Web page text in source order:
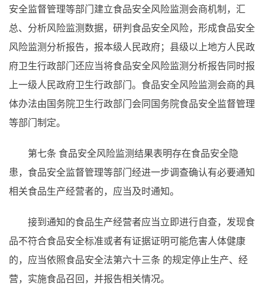
安全监督管理等部门建立食品安全风险监测会商机制，汇
总、分析风险监测数据，研判食品安全风险，形成食品安全
风险监测分析报告，报本级人民政府；县级以上地方人民政
府卫生行政部门还应当将食品安全风险监测分析报告同时报
上一级人民政府卫生行政部门。食品安全风险监测会商的具
体办法由国务院卫生行政部门会同国务院食品安全监督管理
等部门制定。
第七条 食品安全风险监测结果表明存在食品安全隐
患，食品安全监督管理等部门经进一步调查确认有必要通知
相关食品生产经营者的，应当及时通知。
接到通知的食品生产经营者应当立即进行自查，发现食
品不符合食品安全标准或者有证据证明可能危害人体健康
的，应当依照食品安全法第六十三条 的规定停止生产、经
营，实施食品召回，并报告相关情况。